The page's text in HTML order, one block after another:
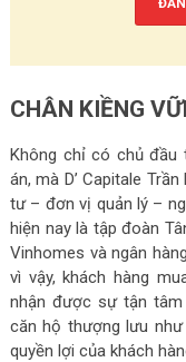
CHÂN KIỀNG
Không chỉ có chủ đầu
án, mà D’ Capitale
tư – đơn vị quản lý –
hiện nay là tập đoàn
Vinhomes và ngân
vì vậy, khách hàng
nhận được sự tận
căn hộ thượng lưu
quyền lợi của khách